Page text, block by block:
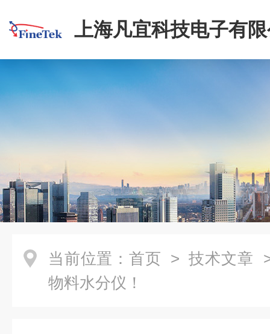
上海凡宜科技电子有
当前位置： 首页 > 技术文章
物料水分仪！